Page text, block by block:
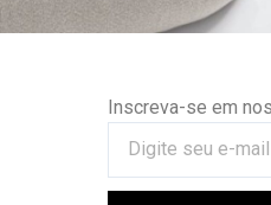
Inscreva-se em